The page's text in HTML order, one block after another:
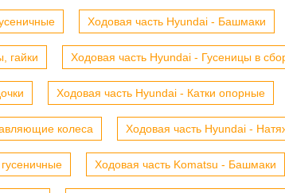
Ходовая часть Hyundai - Башмаки
гайки Ходовая часть Hyundai - Гусеницы в
Ходовая часть Hyundai - Катки опорные
колеса Ходовая часть Hyundai -
Ходовая часть Komatsu - Башмаки